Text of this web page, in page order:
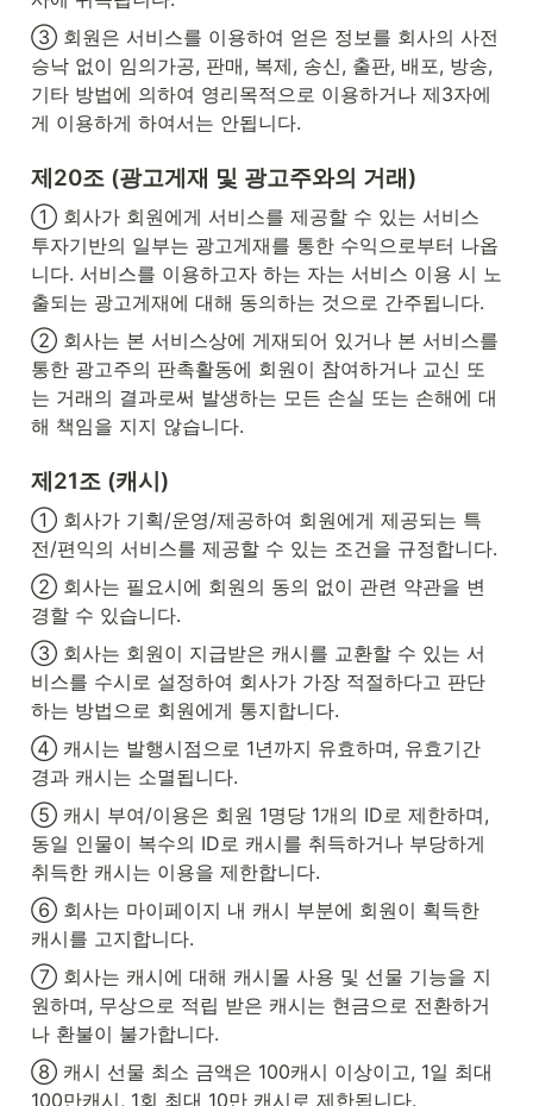
③ 회원은 서비스를 이용하여 얻은 정보를 회사의 사전
승낙 없이 임의가공, 판매, 복제, 송신, 출판, 배포, 방송,
기타 방법에 의하여 영리목적으로 이용하거나 제3자에
게 이용하게 하여서는 안됩니다.
제20조 (광고게재 및 광고주와의 거래)
① 회사가 회원에게 서비스를 제공할 수 있는 서비스
투자기반의 일부는 광고게재를 통한 수익으로부터 나옵
니다. 서비스를 이용하고자 하는 자는 서비스 이용 시 노
출되는 광고게재에 대해 동의하는 것으로 간주됩니다.
② 회사는 본 서비스상에 게재되어 있거나 본 서비스를
통한 광고주의 판촉활동에 회원이 참여하거나 교신 또
는 거래의 결과로써 발생하는 모든 손실 또는 손해에 대
해 책임을 지지 않습니다.
제21조 (캐시)
① 회사가 기획/운영/제공하여 회원에게 제공되는 특
전/편익의 서비스를 제공할 수 있는 조건을 규정합니다.
② 회사는 필요시에 회원의 동의 없이 관련 약관을 변
경할 수 있습니다.
③ 회사는 회원이 지급받은 캐시를 교환할 수 있는 서
비스를 수시로 설정하여 회사가 가장 적절하다고 판단
하는 방법으로 회원에게 통지합니다.
④ 캐시는 발행시점으로 1년까지 유효하며, 유효기간
경과 캐시는 소멸됩니다.
⑤ 캐시 부여/이용은 회원 1명당 1개의 ID로 제한하며,
동일 인물이 복수의 ID로 캐시를 취득하거나 부당하게
취득한 캐시는 이용을 제한합니다.
⑥ 회사는 마이페이지 내 캐시 부분에 회원이 획득한
캐시를 고지합니다.
⑦ 회사는 캐시에 대해 캐시몰 사용 및 선물 기능을 지
원하며, 무상으로 적립 받은 캐시는 현금으로 전환하거
나 환불이 불가합니다.
⑧ 캐시 선물 최소 금액은 100캐시 이상이고, 1일 최대
100만캐시, 1회 최대 10만 캐시로 제한됩니다.